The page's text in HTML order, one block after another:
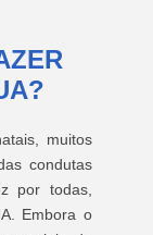
muitos
condutas
por todas,
Embora o